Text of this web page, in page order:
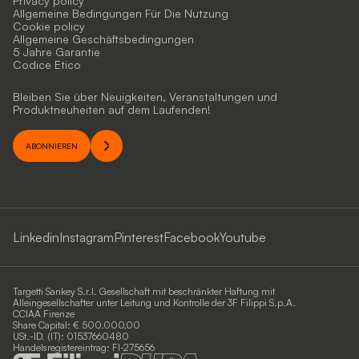
Allgemeine Bedingungen Für Die Nutzung
Cookie policy
Allgemeine Geschäftsbedingungen
5 Jahre Garantie
Codice Etico
Bleiben Sie über Neuigkeiten, Veranstaltungen und
Produktneuheiten auf dem Laufenden!
ABONNIEREN
LinkedinInstagramPinterestFacebookYoutube
Targetti Sankey S.r.l. Gesellschaft mit beschränkter Haftung mit
Alleingesellschafter unter Leitung und Kontrolle der 3F Filippi S.p.A.
CCIAA Firenze
Share Capital: € 500.000,00
USt.-ID. (IT): 01537660480
Handelsregistereintrag: FI-275656